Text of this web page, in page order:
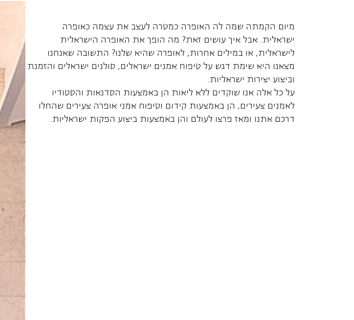
מיום הקמתה שמה לה האופרה כמטרה לעצב את עצמה כאופרה
ישראלית. אבל איך עושים זאת? מה הופך את האופרה הישראלית
לישראלית, או במילים אחרות, לאופרה שהיא שלנו? התשובה שאנחנו
מצאנו היא שימת דגש על טיפוח אמנים ישראלים, סולנים ישראלים והזמנת
וביצוע יצירות ישראליות.
על כל אלה אנו שוקדים ללא ליאות הן באמצעות הסדנאות והסטודיו
לאמנים צעירים, הן באמצעות קידום וטיפוח אמני אופרה צעירים שהחלו
דרכם אתנו ומאז פרצו לעולם והן באמצעות ביצוע הפקות ישראליות.